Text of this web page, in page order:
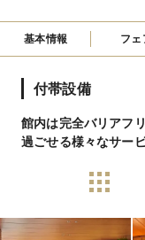
基本情報 フェ
付帯設備
館内は完全バリアフ
過ごせる様々なサー